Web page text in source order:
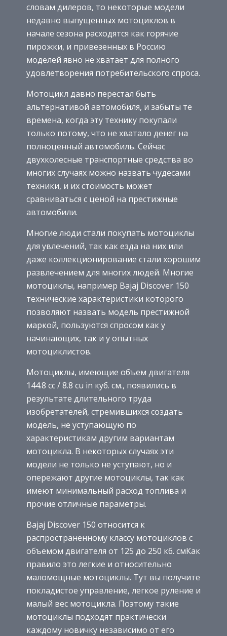
словам дилеров, то некоторые модели
недавно выпущенных мотоциклов в
начале сезона расходятся как горячие
пирожки, и привезенных в Россию
моделей явно не хватает для полного
удовлетворения потребительского спроса.
Мотоцикл давно перестал быть
альтернативой автомобиля, и забыты те
времена, когда эту технику покупали
только потому, что не хватало денег на
полноценный автомобиль. Сейчас
двухколесные транспортные средства во
многих случаях можно назвать чудесами
техники, и их стоимость может
сравниваться с ценой на престижные
автомобили.
Многие люди стали покупать мотоциклы
для увлечений, так как езда на них или
даже коллекционирование стали хорошим
развлечением для многих людей. Многие
мотоциклы, например Bajaj Discover 150
технические характеристики которого
позволяют назвать модель престижной
маркой, пользуются спросом как у
начинающих, так и у опытных
мотоциклистов.
Мотоциклы, имеющие объем двигателя
144.8 cc / 8.8 cu in куб. см., появились в
результате длительного труда
изобретателей, стремившихся создать
модель, не уступающую по
характеристикам другим вариантам
мотоцикла. В некоторых случаях эти
модели не только не уступают, но и
опережают другие мотоциклы, так как
имеют минимальный расход топлива и
прочие отличные параметры.
Bajaj Discover 150 относится к
распространенному классу мотоциклов с
объемом двигателя от 125 до 250 кб. смКак
правило это легкие и относительно
маломощные мотоциклы. Тут вы получите
покладистое управление, легкое руление и
малый вес мотоцикла. Поэтому такие
мотоциклы подходят практически
каждому новичку независимо от его